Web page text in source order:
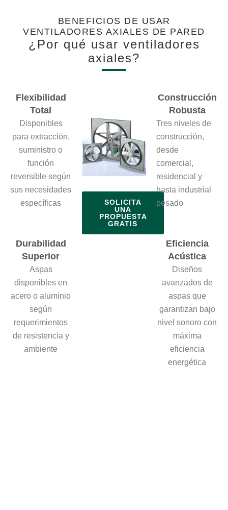
BENEFICIOS DE USAR
VENTILADORES AXIALES DE PARED
¿Por qué usar ventiladores
axiales?
Flexibilidad
Total
Disponibles
para extracción,
suministro o
función
reversible según
sus necesidades
específicas
Durabilidad
Superior
Aspas
disponibles en
acero o aluminio
según
requerimientos
de resistencia y
ambiente
SOLICITA
UNA
PROPUESTA
GRATIS
Construcción
Robusta
Tres niveles de
construcción,
desde
comercial,
residencial y
hasta industrial
pesado
Eficiencia
Acústica
Diseños
avanzados de
aspas que
garantizan bajo
nivel sonoro con
máxima
eficiencia
energética